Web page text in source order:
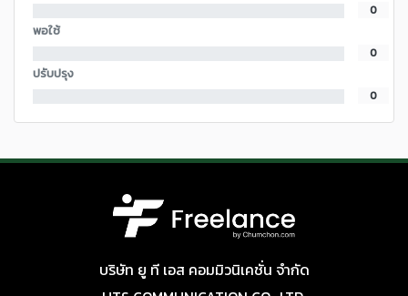
0
พอใช้
0
ปรับปรุง
0
บริษัท ยู ที เอส คอมมิวนิเคชั่น จำกัด